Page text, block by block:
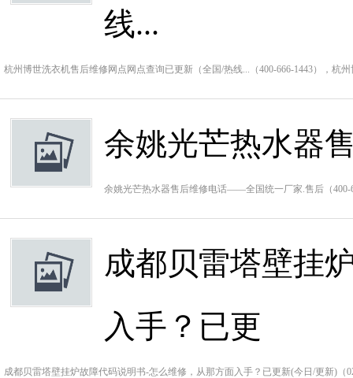
线...
杭州博世洗衣机售后维修网点网点查询已更新（全国/热线...（400-666-1443），杭
余姚光芒热水器
余姚光芒热水器售后维修电话——全国统一厂家.售后（
成都贝雷塔壁挂
入手？已更
成都贝雷塔壁挂炉故障代码说明书-怎么维修，从那方面入手？已更新(今日/更新)（